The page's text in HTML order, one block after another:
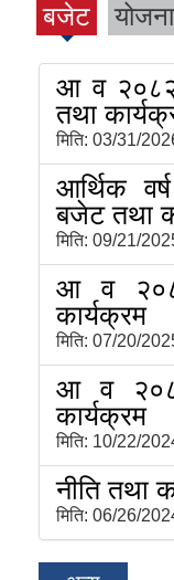
बजेट योजना
आ व
तथा
मिति: 03/31/
आर्थिक
बजेट तथा
मिति: 09/21/
आ व
कार्यक्रम
मिति: 07/20/
आ व
कार्यक्रम
मिति: 10/22/
नीति तथा
मिति: 06/26/